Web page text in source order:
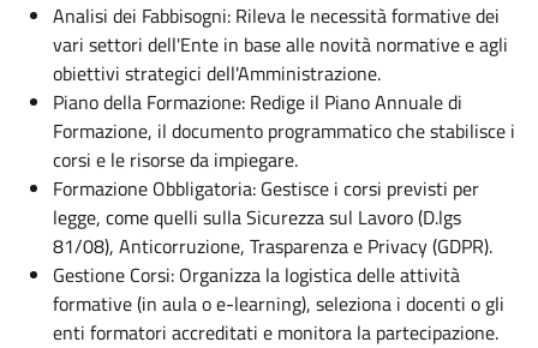
Analisi dei Fabbisogni: Rileva le necessità formative dei
vari settori dell'Ente in base alle novità normative e agli
obiettivi strategici dell'Amministrazione.
Piano della Formazione: Redige il Piano Annuale di
Formazione, il documento programmatico che stabilisce i
corsi e le risorse da impiegare.
Formazione Obbligatoria: Gestisce i corsi previsti per
legge, come quelli sulla Sicurezza sul Lavoro (D.lgs
81/08), Anticorruzione, Trasparenza e Privacy (GDPR).
Gestione Corsi: Organizza la logistica delle attività
formative (in aula o e-learning), seleziona i docenti o gli
enti formatori accreditati e monitora la partecipazione.